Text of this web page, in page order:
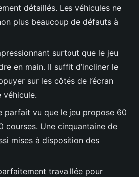
détaillés. Les véhicules ne
plus beaucoup de défauts à
surtout que le jeu
en main. Il suffit d’incliner le
sur les côtés de l’écran
véhicule.
parfait vu que le jeu propose 60
courses. Une cinquantaine de
mises à disposition des
travaillée pour